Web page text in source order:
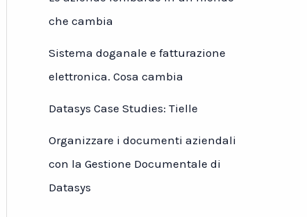
che cambia
Sistema doganale e fatturazione
elettronica. Cosa cambia
Datasys Case Studies: Tielle
Organizzare i documenti aziendali
con la Gestione Documentale di
Datasys